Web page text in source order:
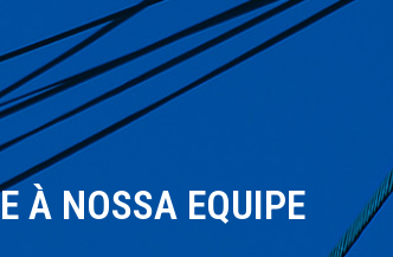
À NOSSA EQUIPE